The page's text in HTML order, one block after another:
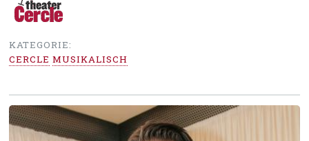
KATEGORIE:
CERCLE MUSIKALISCH